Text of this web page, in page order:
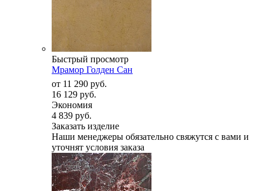
Быстрый просмотр
Мрамор Голден Сан
от 11 290 руб.
16 129 руб.
Экономия
4 839 руб.
Заказать изделие
Наши менеджеры обязательно свяжутся с вами и
уточнят условия заказа